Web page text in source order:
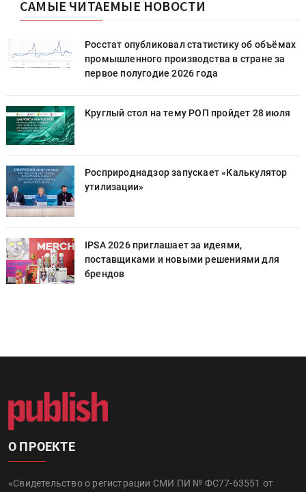
САМЫЕ ЧИТАЕМЫЕ НОВОСТИ
Росстат опубликовал статистику об объёмах
промышленного производства в стране за
первое полугодие 2026 года
Круглый стол на тему РОП пройдет 28 июля
Росприроднадзор запускает «Калькулятор
утилизации»
IPSA 2026 приглашает за идеями,
поставщиками и новыми решениями для
брендов
О ПРОЕКТЕ
«Свидетельство о регистрации СМИ ПИ № ФС77-63551 от